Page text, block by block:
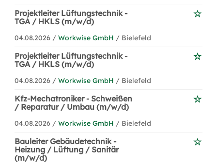
Projektleiter Lüftungstechnik -
TGA / HKLS (m/w/d)
04.08.2026 / Workwise GmbH / Bielefeld
Projektleiter Lüftungstechnik -
TGA / HKLS (m/w/d)
04.08.2026 / Workwise GmbH / Bielefeld
Kfz-Mechatroniker - Schweißen
/ Reparatur / Umbau (m/w/d)
04.08.2026 / Workwise GmbH / Bielefeld
Bauleiter Gebäudetechnik -
Heizung / Lüftung / Sanitär
(m/w/d)